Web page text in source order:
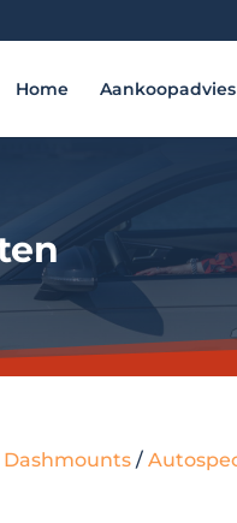
Home Aankoopadvies
Dashmounts /